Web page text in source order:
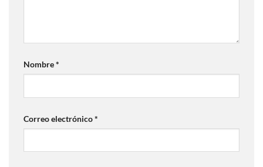
Nombre*
Correo electrónico*